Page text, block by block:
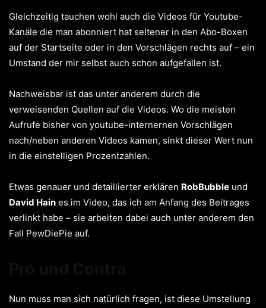
Gleichzeitig tauchen wohl auch die Videos für Youtube-
Kanäle die man abonniert hat seltener in den Abo-Boxen
auf der Startseite oder in den Vorschlägen rechts auf – ein
Umstand der mir selbst auch schon aufgefallen ist.
Nachweisbar ist das unter anderem durch die
verweisenden Quellen auf die Videos. Wo die meisten
Aufrufe bisher von youtube-internernen Vorschlägen
nach/neben anderen Videos kamen, sinkt dieser Wert nun
in die einstelligen Prozentzahlen.
Etwas genauer und detaillierter erklären RobBubble und
David Hain es im Video, das ich am Anfang des Beitrages
verlinkt habe – sie arbeiten dabei auch unter anderem den
Fall PewDiePie auf.
Nun muss man sich natürlich fragen, ist diese Umstellung